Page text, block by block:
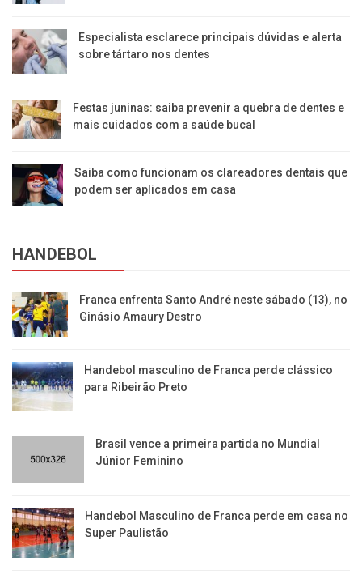
Especialista esclarece principais dúvidas e alerta
sobre tártaro nos dentes
Festas juninas: saiba prevenir a quebra de dentes e
mais cuidados com a saúde bucal
Saiba como funcionam os clareadores dentais que
podem ser aplicados em casa
HANDEBOL
Franca enfrenta Santo André neste sábado (13), no
Ginásio Amaury Destro
Handebol masculino de Franca perde clássico
para Ribeirão Preto
Brasil vence a primeira partida no Mundial
Júnior Feminino
Handebol Masculino de Franca perde em casa no
Super Paulistão